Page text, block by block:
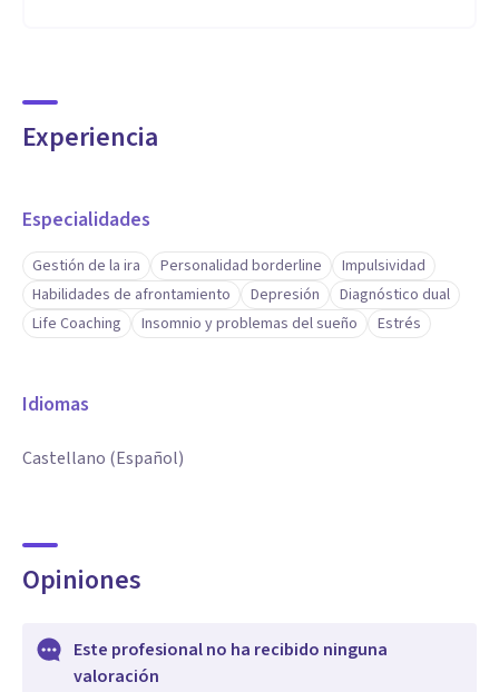
Experiencia
Especialidades
Gestión de la ira Personalidad borderline
Impulsividad
Habilidades de afrontamiento
Depresión
Diagnóstico dual
Life Coaching
Insomnio y problemas del sueño Estrés
Idiomas
Castellano (Español)
Opiniones
Este profesional no ha recibido ninguna
valoración